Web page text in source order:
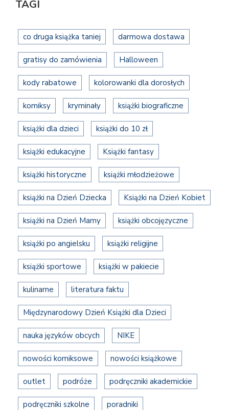
TAGI
co druga książka taniej darmowa dostawa
gratisy do zamówienia Halloween
kody rabatowe kolorowanki dla dorosłych
komiksy kryminały książki biograficzne
książki dla dzieci książki do 10 zł
książki edukacyjne Książki fantasy
książki historyczne książki młodzieżowe
książki na Dzień Dziecka Książki na Dzień Kobiet
książki na Dzień Mamy książki obcojęzyczne
książki po angielsku książki religijne
książki sportowe książki w pakiecie
kulinarne literatura faktu
Międzynarodowy Dzień Książki dla Dzieci
nauka języków obcych NIKE
nowości komiksowe nowości książkowe
outlet podróże podręczniki akademickie
podręczniki szkolne poradniki